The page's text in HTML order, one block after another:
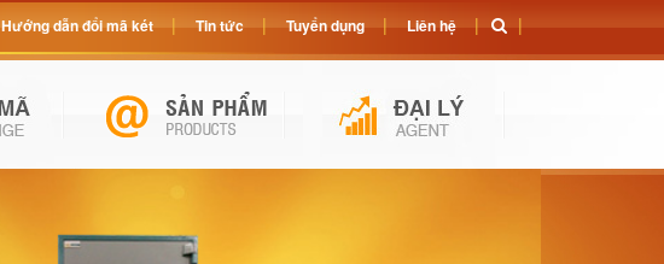
Hướng dẫn đổi mã két Tin tức Tuyển dụng Liên hệ